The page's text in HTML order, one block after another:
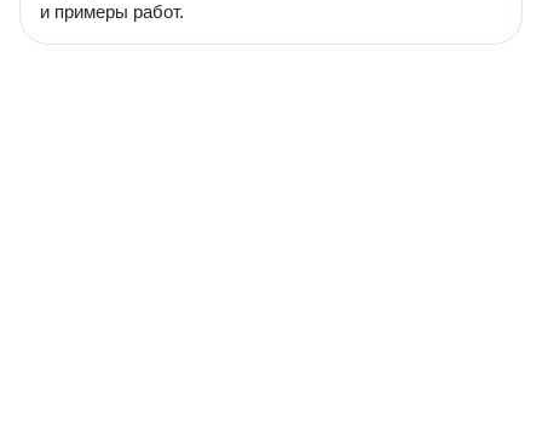
и примеры работ.